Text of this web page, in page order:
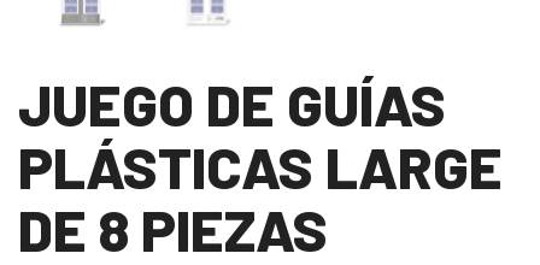
JUEGO DE GUÍAS
PLÁSTICAS LARGE
DE 8 PIEZAS